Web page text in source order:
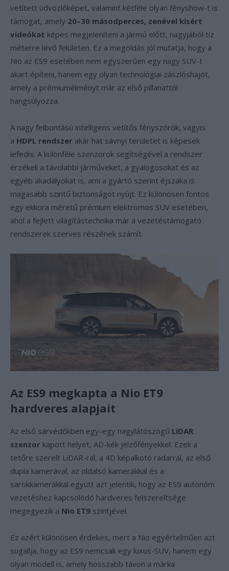
vetített üdvözlőképet, valamint kétféle olyan fényshow-t is
támogat, amely 20–30 másodperces, zenével kísért
videókat képes megjeleníteni a jármű előtt, nagyjából tíz
méterre lévő felületen. Ez a megoldás jól mutatja, hogy a
Nio az ES9 esetében nem egyszerűen egy nagy SUV-t
akart építeni, hanem egy olyan technológiai zászlóshajót,
amely a prémiumélményt már az első pillanattól
hangsúlyozza.
A nagy felbontású intelligens vetítős fényszórók, vagyis
a HDPL rendszer akár hat sávnyi területet is képesek
lefedni. A különféle szenzorok segítségével a rendszer
érzékeli a távolabbi járműveket, a gyalogosokat és az
egyéb akadályokat is, ami a gyártó szerint éjszaka is
magasabb szintű biztonságot nyújt. Ez különösen fontos
egy ekkora méretű prémium elektromos SUV esetében,
ahol a fejlett világítástechnika már a vezetéstámogató
rendszerek szerves részének számít.
Az ES9 megkapta a Nio ET9
hardveres alapjait
Az első sárvédőkben egy-egy nagylátószögű LiDAR
szenzor kapott helyet, AD-kék jelzőfényekkel. Ezek a
tetőre szerelt LiDAR-ral, a 4D képalkotó radarral, az első
dupla kamerával, az oldalsó kamerákkal és a
sarokkamerákkal együtt azt jelentik, hogy az ES9 autonóm
vezetéshez kapcsolódó hardveres felszereltsége
megegyezik a Nio ET9 szintjével.
Ez azért különösen érdekes, mert a Nio egyértelműen azt
sugallja, hogy az ES9 nemcsak egy luxus-SUV, hanem egy
olyan modell is, amely hosszabb távon a márka